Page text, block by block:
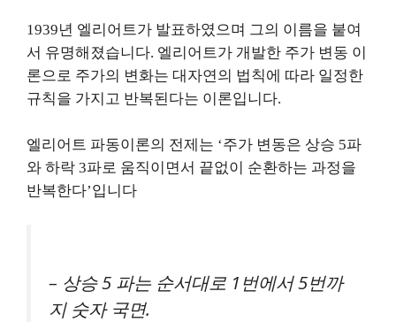
1939년 엘리어트가 발표하였으며 그의 이름을 붙여
서 유명해졌습니다. 엘리어트가 개발한 주가 변동 이
론으로 주가의 변화는 대자연의 법칙에 따라 일정한
규칙을 가지고 반복된다는 이론입니다.
엘리어트 파동이론의 전제는 ‘주가 변동은 상승 5파
와 하락 3파로 움직이면서 끝없이 순환하는 과정을
반복한다’입니다
– 상승 5 파는 순서대로 1번에서 5번까
지 숫자 국면.